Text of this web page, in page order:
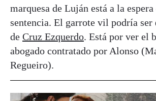
marquesa de Luján está a la espera
sentencia. El garrote vil podría
de Cruz Ezquerdo. Está por ver el
abogado contratado por Alonso
Regueiro).